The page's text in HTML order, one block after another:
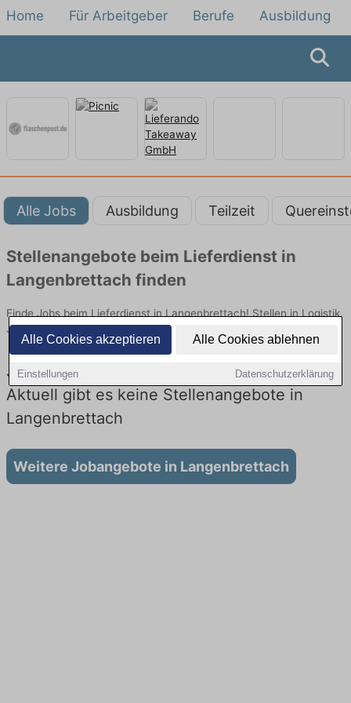
Alle Cookies akzeptieren Alle Cookies ablehnen
Einstellungen Datenschutzerklärung
Home Für Arbeitgeber Berufe Ausbildung
Alle Jobs Ausbildung Teilzeit
Stellenangebote beim Lieferdienst in
Langenbrettach finden
Finde Jobs beim Lieferdienst in Langenbrettach! Stellen in Logistik.
Jetzt bewerben!
Jobs beim Lieferdienst in Langenbrettach:
Aktuell gibt es keine Stellenangebote in
Langenbrettach
Weitere Jobangebote in Langenbrettach